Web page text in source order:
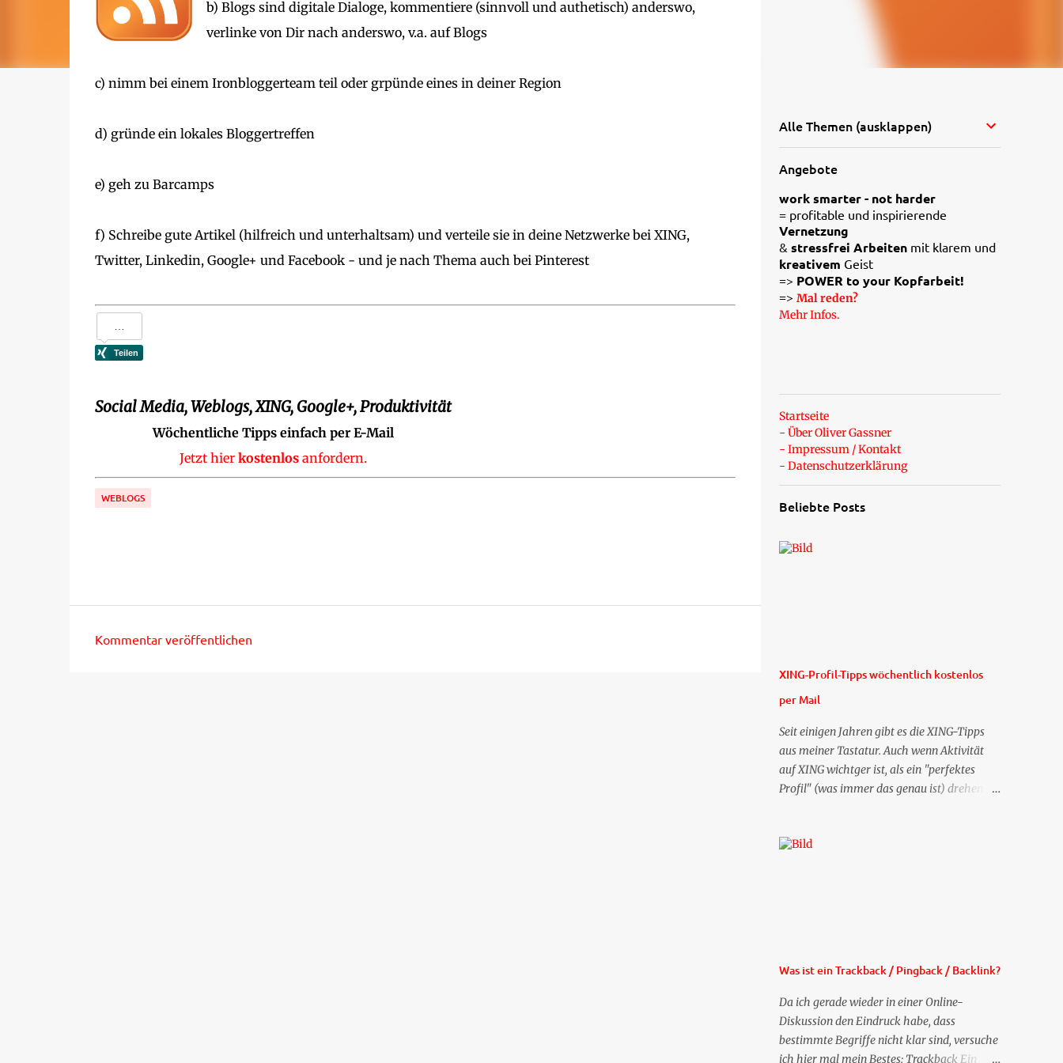
b) Blogs sind digitale Dialoge, kommentiere (sinnvoll und authetisch) anderswo,
verlinke von Dir nach anderswo, v.a. auf Blogs
c) nimm bei einem Ironbloggerteam teil oder grpünde eines in deiner Region
d) gründe ein lokales Bloggertreffen
e) geh zu Barcamps
f) Schreibe gute Artikel (hilfreich und unterhaltsam) und verteile sie in deine Netzwerke bei XING,
Twitter, Linkedin, Google+ und Facebook - und je nach Thema auch bei Pinterest
Social Media, Weblogs, XING, Google+, Produktivität
Wöchentliche Tipps einfach per E-Mail
Jetzt hier kostenlosanfordern.
WEBLOGS
Kommentar veröffentlichen
Alle Themen (ausklappen)
Angebote
work smarter - not harder
= profitable und inspirierende
Vernetzung
& stressfrei Arbeitenmit klarem und
kreativem Geist
=> POWER to your Kopfarbeit!
=> Mal reden?
Mehr Infos.
Startseite
- Über Oliver Gassner
- Impressum / Kontakt
- Datenschutzerklärung
Beliebte Posts
XING-Profil-Tipps wöchentlich kostenlos
per Mail
Seit einigen Jahren gibt es die XING-Tipps
aus meiner Tastatur. Auch wenn Aktivität
auf XING wichtger ist, als ein "perfektes
Profil" (was immer das genau ist) drehen
es jetzt die Profil-Fragen zu XING als eigene
auf meiner XING-Seite oder hier oben rechts
im Blog. Die Profilfragen werde ich
mittelfristig aus der normalen XING-Tipp-
Mail entfernen, da ich sie so nur an einer
Stelle pflegen muss.
Was ist ein Trackback / Pingback / Backlink?
Da ich gerade wieder in einer Online-
Diskussion den Eindruck habe, dass
bestimmte Begriffe nicht klar sind, versuche
ich hier mal mein Bestes: Trackback Ein